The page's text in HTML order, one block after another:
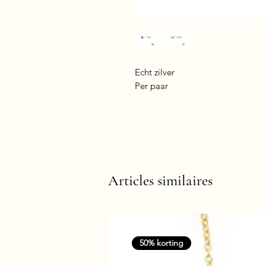
Echt zilver
Per paar
Articles similaires
50% korting